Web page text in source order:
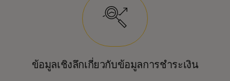
ข้อมูลเชิงลึกเกี่ยวกับข้อมูลการชำระเงิน